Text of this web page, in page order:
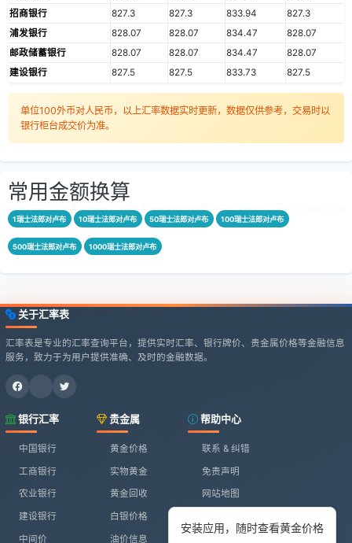
安装应用，随时查看黄金价格
招商银行
827.3 827.3 833.94
827.3
浦发银行
828.07 828.07 834.47
828.07
邮政储蓄银行
828.07 828.07 834.47
828.07
建设银行
827.5 827.5 833.73 827.5
单位100外币对人民币，以上汇率数据实时更新，数据仅供参考，交易时以
银行柜台成交价为准。
常用金额换算
1瑞士法郎对卢布 10瑞士法郎对卢布 50瑞士法郎对卢布 100瑞士法郎对卢布
500瑞士法郎对卢布 1000瑞士法郎对卢布
关于汇率表
汇率表是专业的汇率查询平台，提供实时汇率、银行牌价、贵金属价格等金融信息
服务，致力于为用户提供准确、及时的金融数据。
银行汇率
中国银行
工商银行
农业银行
建设银行
中间价
贵金属
黄金价格
实物黄金
黄金回收
白银价格
油价信息
帮助中心
联系 & 纠错
免责声明
网站地图